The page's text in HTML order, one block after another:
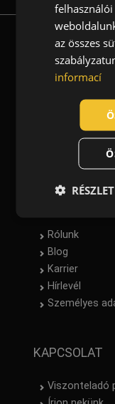
LETÖLTÉS
Katalógus
Szabványok
Rólunk
Blog
Karrier
Hírlevél
Személyes
KAPCSOLAT
Viszonteladó
az összes
informací